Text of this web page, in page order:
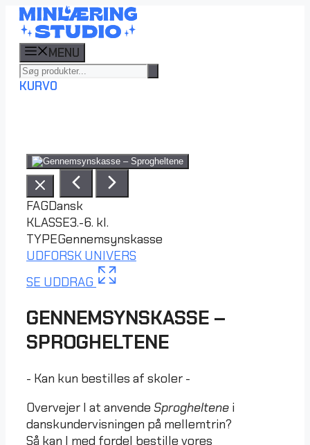
Hop
indhold MENU
KURV0
FAGDansk
KLASSE3.-6. kl.
TYPEGennemsynskasse
UDFORSK UNIVERS
SE UDDRAG
GENNEMSYNSKASSE –
SPROGHELTENE
- Kan kun bestilles af skoler -
Overvejer I at anvende Sprogheltene i
danskundervisningen på mellemtrin?
Så kan I med fordel bestille vores